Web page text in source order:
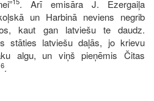
. Arī emisāra J. Ezergaiļa
un Harbinā neviens negrib
kaut gan latviešu te daudz.
stāties latviešu daļās, jo krievu
algu, un viņš pieņēmis Čitas
.